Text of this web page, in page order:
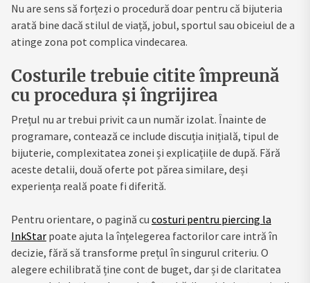
Nu are sens să forțezi o procedură doar pentru că bijuteria
arată bine dacă stilul de viață, jobul, sportul sau obiceiul de a
atinge zona pot complica vindecarea.
Costurile trebuie citite împreună
cu procedura și îngrijirea
Prețul nu ar trebui privit ca un număr izolat. Înainte de
programare, contează ce include discuția inițială, tipul de
bijuterie, complexitatea zonei și explicațiile de după. Fără
aceste detalii, două oferte pot părea similare, deși
experiența reală poate fi diferită.
Pentru orientare, o pagină cu costuri pentru piercing la
InkStar poate ajuta la înțelegerea factorilor care intră în
decizie, fără să transforme prețul în singurul criteriu. O
alegere echilibrată ține cont de buget, dar și de claritatea